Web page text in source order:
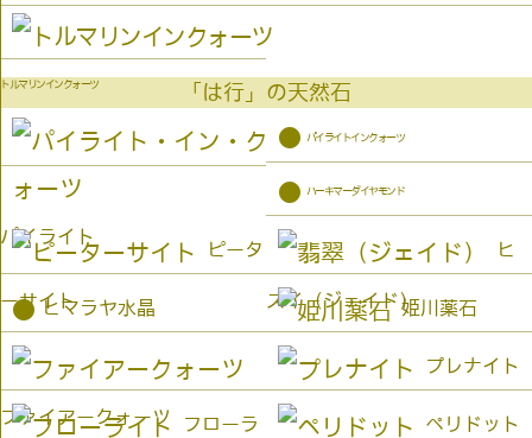
トルマリンインクォーツ 「は行」の天然石
パイライト
● パイライトインクォーツ
● ハーキマーダイヤモンド
ピータ
ーサイト
ヒ
スイ（ジェイド）
● ヒマラヤ水晶 姫川薬石
ファイアークォーツ
プレナイト
フローラ ペリドット